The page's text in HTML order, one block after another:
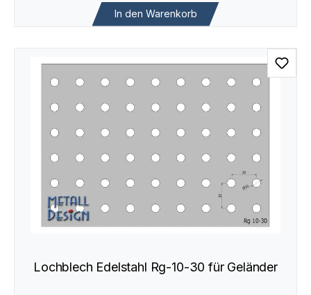
In den Warenkorb
Lochblech Edelstahl Rg-10-30 für Geländer